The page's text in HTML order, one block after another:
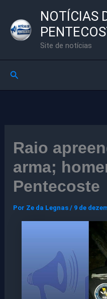
para
NOTÍCIAS
Site de notícias
Pesquisar
Raio
arma;
Pentecoste
Por Ze da Legnas/ 9 de